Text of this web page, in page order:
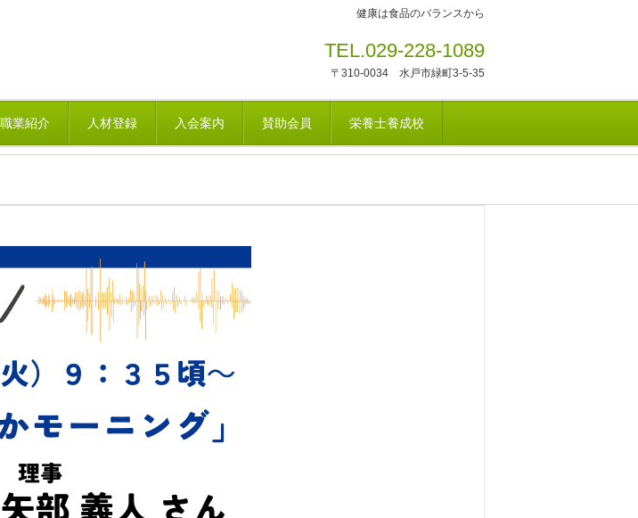
健康は食品のバランスから
TEL.029-228-1089
〒310-0034 水戸市緑町3-5-35
業紹介 人材登録 入会案内 賛助会員 栄養士養成校